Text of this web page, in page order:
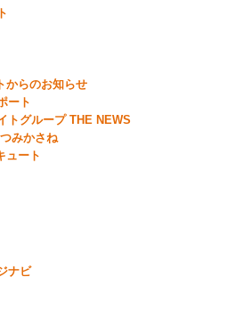
からのお知らせ
ート
トグループ THE NEWS
みかさね
ュート
ナビ